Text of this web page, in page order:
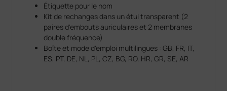
Étiquette pour le nom
Kit de rechanges dans un étui transparent (2
paires d'embouts auriculaires et 2 membranes
double fréquence)
Boîte et mode d'emploi multilingues : GB, FR, IT,
ES, PT, DE, NL, PL, CZ, BG, RO, HR, GR, SE, AR